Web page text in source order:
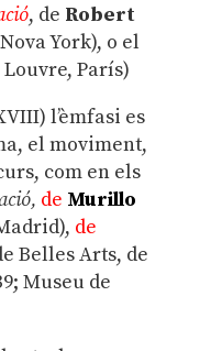
, de Robert
York), o el
París)
l’èmfasi es
el moviment,
com en els
de Murillo
de
Belles Arts, de
Museu de